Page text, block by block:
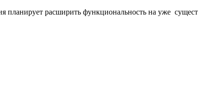
расширить функциональность на уже